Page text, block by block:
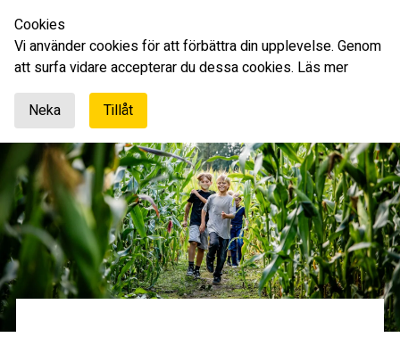
Cookies
Vi använder cookies för att förbättra din upplevelse. Genom
att surfa vidare accepterar du dessa cookies. Läs mer
Neka
Tillåt